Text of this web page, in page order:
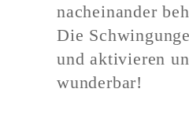
nacheinander
Die
und aktivieren
wunderbar!